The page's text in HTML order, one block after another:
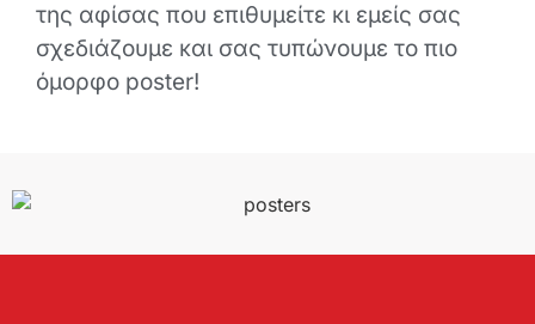
της αφίσας που επιθυμείτε κι εμείς σας
σχεδιάζουμε και σας τυπώνουμε το πιο
όμορφο poster!